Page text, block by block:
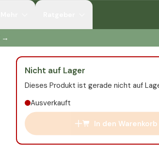
→
Nicht auf Lager
Dieses Produkt ist gerade nicht auf
Ausverkauft
In den Warenkorb